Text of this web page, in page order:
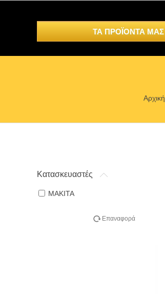
ΤΑ ΠΡΟΪΟΝΤΑ ΜΑΣ
Αρχική
Κατασκευαστές
MAKITA
Επαναφορά